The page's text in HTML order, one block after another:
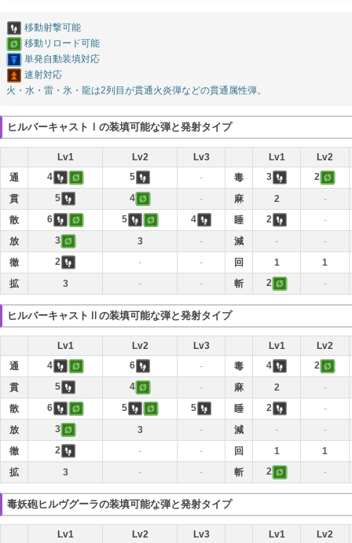
移動射撃可能
移動リロード可能
単発自動装填対応
速射対応
火・水・雷・氷・龍は2列目が貫通火炎弾などの貫通属性弾。
ヒルバーキャストⅠの装填可能な弾と発射タイプ
Lv1 Lv2 Lv3 Lv1
Lv2
通
4 5 - 毒 3
2
貫
5 4 - 麻 2
-
散
6 5 4 睡 2
-
放
3 3 - 減 -
-
徹
2 - - 回 1
1
拡
3 - - 斬 2 -
ヒルバーキャストⅡの装填可能な弾と発射タイプ
Lv1 Lv2 Lv3 Lv1
Lv2
通
4 6 - 毒 4
2
貫
5 4 - 麻 2
-
散
6 5 5 睡 2
-
放
3 3 - 減 -
-
徹
2 - - 回 1
1
拡
3 - - 斬 2 -
毒妖砲ヒルヴグーラの装填可能な弾と発射タイプ
Lv1 Lv2 Lv3 Lv1
Lv2